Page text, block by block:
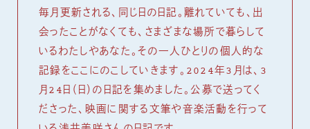
毎月更新される、同じ日の日記。離れていても、出
会ったことがなくても、さまざまな場所で暮らして
いるわたしやあなた。その一人ひとりの個人的な
記録をここにのこしていきます。2024年3月は、3
月24日（日）の日記を集めました。公募で送ってく
ださった、映画に関する文筆や音楽活動を行って